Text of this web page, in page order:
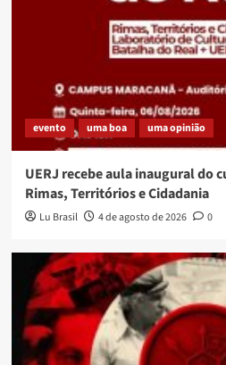
evento uma boa uma opinião
UERJ recebe aula inaugural do
Rimas, Territórios e Cidadania
Lu Brasil 4 de agosto de 2026 0